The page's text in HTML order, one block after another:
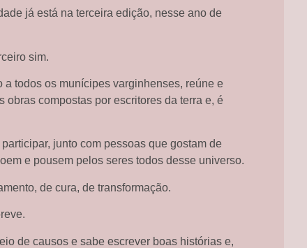
já está na terceira edição, nesse ano de
sim.
todos os munícipes varginhenses, reúne e
compostas por escritores da terra e, é
junto com pessoas que gostam de
e pousem pelos seres todos desse universo.
de cura, de transformação.
de causos e sabe escrever boas histórias e,